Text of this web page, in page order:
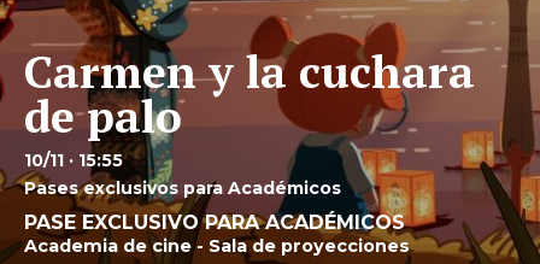
Carmen y la cuchara
de palo
10/11 · 15:55
Pases exclusivos para Académicos
PASE EXCLUSIVO PARA ACADÉMICOS
Academia de cine - Sala de proyecciones